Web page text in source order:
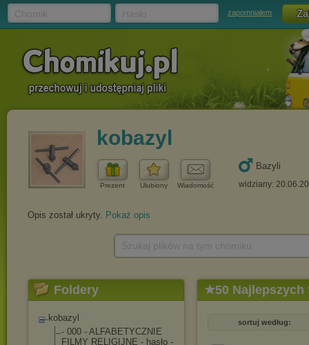
zapomniałem
kobazyl
Prezent Ulubiony Wiadomość
Bazyli
widziany:
Opis został ukryty. Pokaż opis
Foldery
kobazyl
- 000 - ALFABETYCZNIE
FILMY RELIGIJNE - hasło -
★50 Najlepszych
sortuj według: